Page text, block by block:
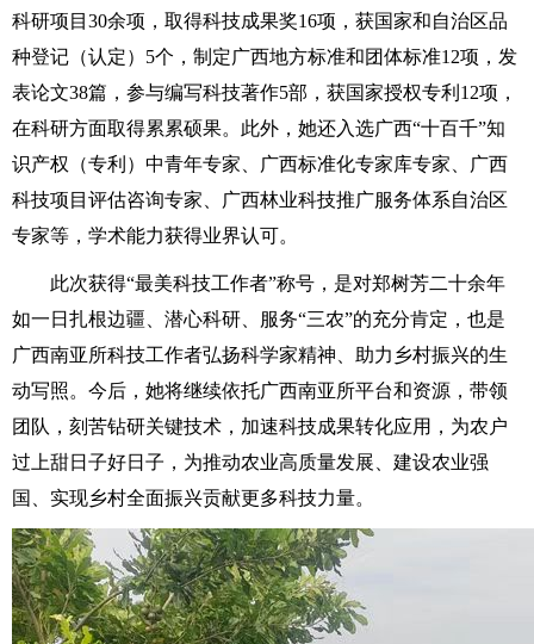
科研项目30余项，取得科技成果奖16项，获国家和自治区品
种登记（认定）5个，制定广西地方标准和团体标准12项，发
表论文38篇，参与编写科技著作5部，获国家授权专利12项，
在科研方面取得累累硕果。此外，她还入选广西“十百千”知
识产权（专利）中青年专家、广西标准化专家库专家、广西
科技项目评估咨询专家、广西林业科技推广服务体系自治区
专家等，学术能力获得业界认可。
此次获得“最美科技工作者”称号，是对郑树芳二十余年
如一日扎根边疆、潜心科研、服务“三农”的充分肯定，也是
广西南亚所科技工作者弘扬科学家精神、助力乡村振兴的生
动写照。今后，她将继续依托广西南亚所平台和资源，带领
团队，刻苦钻研关键技术，加速科技成果转化应用，为农户
过上甜日子好日子，为推动农业高质量发展、建设农业强
国、实现乡村全面振兴贡献更多科技力量。